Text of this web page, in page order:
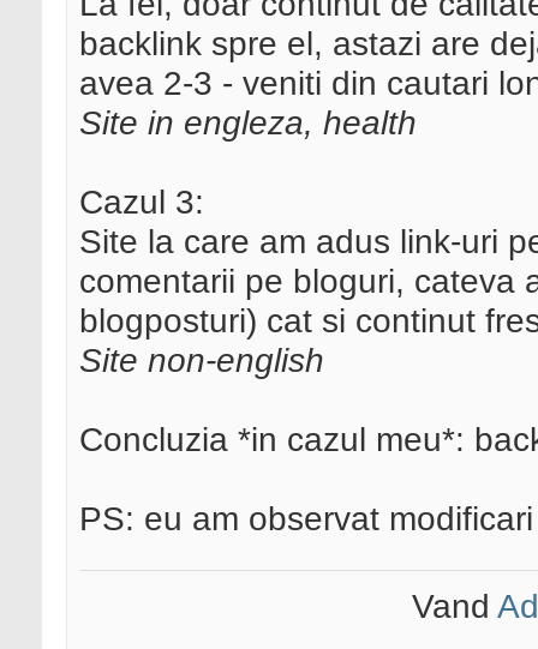
backlink spre el, astazi are
avea 2-3 - veniti din cautari
Site in engleza, health
Cazul 3:
Site la care am adus link-uri
comentarii pe bloguri, cateva
blogposturi) cat si continut
Site non-english
Concluzia *in cazul meu*:
PS: eu am observat
Vand